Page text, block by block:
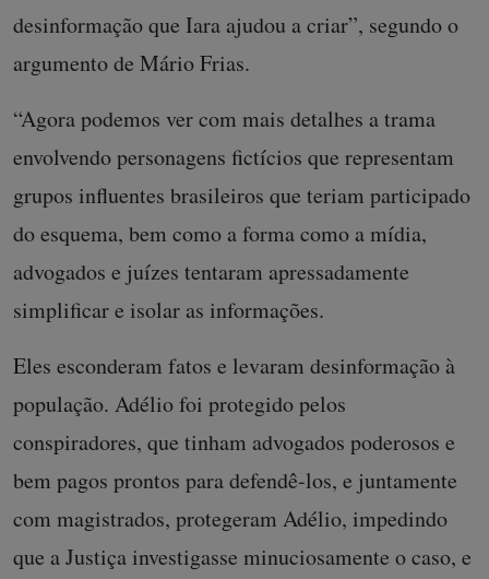
desinformação que Iara ajudou a criar”, segundo o
argumento de Mário Frias.
“Agora podemos ver com mais detalhes a trama
envolvendo personagens fictícios que representam
grupos influentes brasileiros que teriam participado
do esquema, bem como a forma como a mídia,
advogados e juízes tentaram apressadamente
simplificar e isolar as informações.
Eles esconderam fatos e levaram desinformação à
população. Adélio foi protegido pelos
conspiradores, que tinham advogados poderosos e
bem pagos prontos para defendê-los, e juntamente
com magistrados, protegeram Adélio, impedindo
que a Justiça investigasse minuciosamente o caso, e